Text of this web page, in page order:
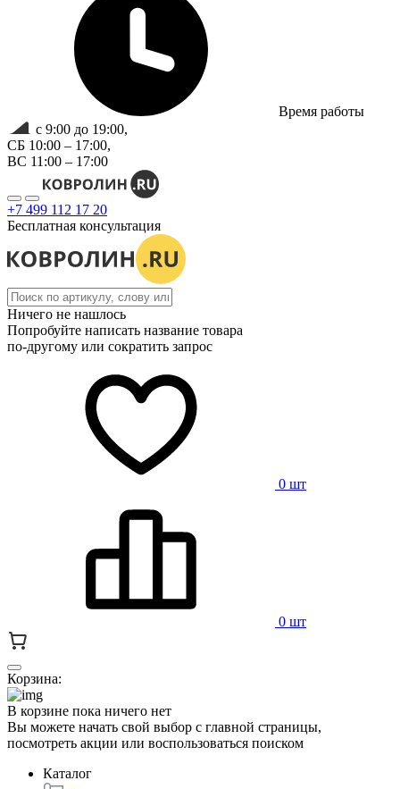
Время работы
с 9:00 до 19:00,
СБ 10:00 – 17:00,
ВС 11:00 – 17:00
+7 499 112 17 20
Бесплатная консультация
Ничего не нашлось
Попробуйте написать название товара
по-другому или сократить запрос
0 шт
0 шт
Корзина:
В корзине пока ничего нет
Вы можете начать свой выбор с главной страницы,
посмотреть акции или воспользоваться поиском
Каталог